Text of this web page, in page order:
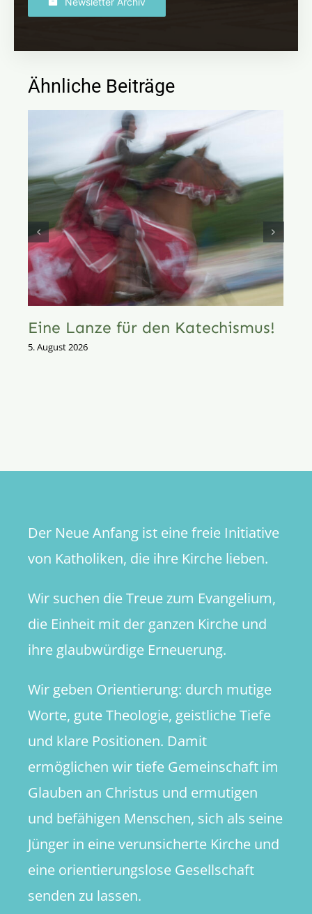
Ähnliche Beiträge
Eine Lanze für den Katechismus!
5. August 2026
Der Neue Anfang ist eine freie Initiative
von Katholiken, die ihre Kirche lieben.
Wir suchen die Treue zum Evangelium,
die Einheit mit der ganzen Kirche und
ihre glaubwürdige Erneuerung.
Wir geben Orientierung: durch mutige
Worte, gute Theologie, geistliche Tiefe
und klare Positionen. Damit
ermöglichen wir tiefe Gemeinschaft im
Glauben an Christus und ermutigen
und befähigen Menschen, sich als seine
Jünger in eine verunsicherte Kirche und
eine orientierungslose Gesellschaft
senden zu lassen.